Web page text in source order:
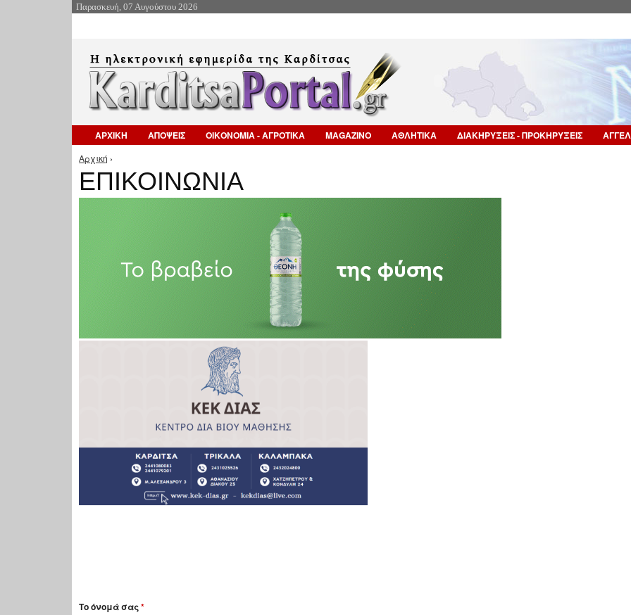
Παρασκευή, 07 Αυγούστου 2026
ΑΡΧΙΚΗ ΑΠΟΨΕΙΣ ΟΙΚΟΝΟΜΙΑ - ΑΓΡΟΤΙΚΑ MAGAZINO ΑΘΛΗΤΙΚΑ ΔΙΑΚΗΡΥΞΕΙΣ - ΠΡΟΚΗΡΥΞΕΙΣ
Είστε εδώ
Αρχική ›
ΕΠΙΚΟΙΝΩΝΙΑ
Το όνομά σας*